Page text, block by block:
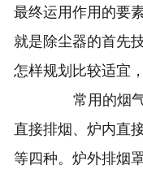
最终运用作用的要
就是除尘器的首先
怎样规划比较适宜
常用的烟气
直接排烟、炉内直
等四种。炉外排烟